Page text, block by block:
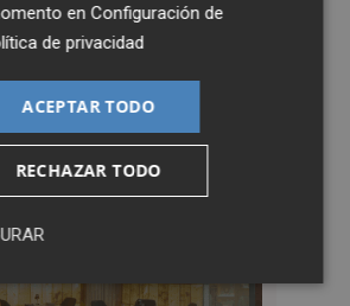
enConfiguración de
de privacidad
ACEPTAR TODO
RECHAZAR TODO